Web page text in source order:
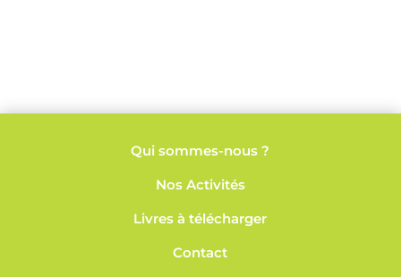
Qui sommes-nous ?
Nos Activités
Livres à télécharger
Contact